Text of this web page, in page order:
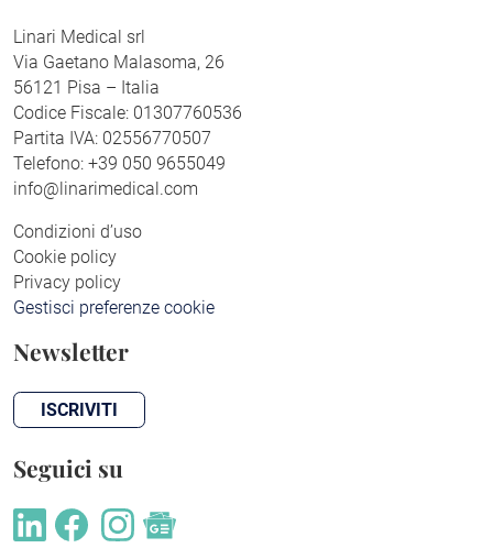
Linari Medical srl
Via Gaetano Malasoma, 26
56121 Pisa – Italia
Codice Fiscale: 01307760536
Partita IVA: 02556770507
Telefono: +39 050 9655049
info@linarimedical.com
Condizioni d’uso
Cookie policy
Privacy policy
Gestisci preferenze cookie
Newsletter
ISCRIVITI
Seguici su